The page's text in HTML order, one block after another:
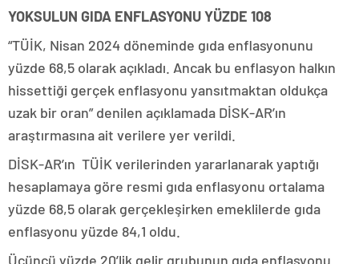
YOKSULUN GIDA ENFLASYONU YÜZDE 108
“TÜİK, Nisan 2024 döneminde gıda enflasyonunu
yüzde 68,5 olarak açıkladı. Ancak bu enflasyon halkın
hissettiği gerçek enflasyonu yansıtmaktan oldukça
uzak bir oran” denilen açıklamada DİSK-AR’ın
araştırmasına ait verilere yer verildi.
DİSK-AR’ın TÜİK verilerinden yararlanarak yaptığı
hesaplamaya göre resmi gıda enflasyonu ortalama
yüzde 68,5 olarak gerçekleşirken emeklilerde gıda
enflasyonu yüzde 84,1 oldu.
Üçüncü yüzde 20’lik gelir grubunun gıda enflasyonu